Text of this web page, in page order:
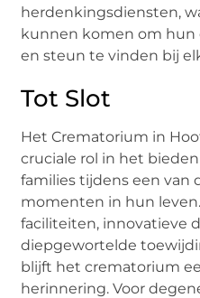
herdenkingsdiensten,
kunnen komen om hun
en steun te vinden bij
Tot Slot
Het Crematorium in
cruciale rol in het
families tijdens een van
momenten in hun
faciliteiten, innovatieve
diepgewortelde
blijft het crematorium
herinnering. Voor